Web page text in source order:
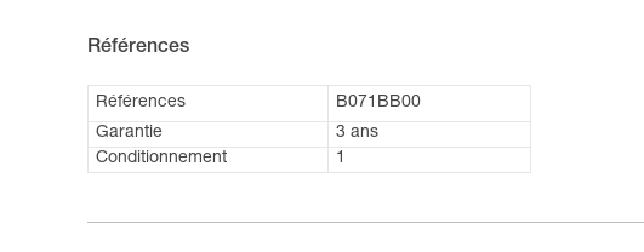
Références
Références
B071BB00
Garantie
3 ans
Conditionnement
1